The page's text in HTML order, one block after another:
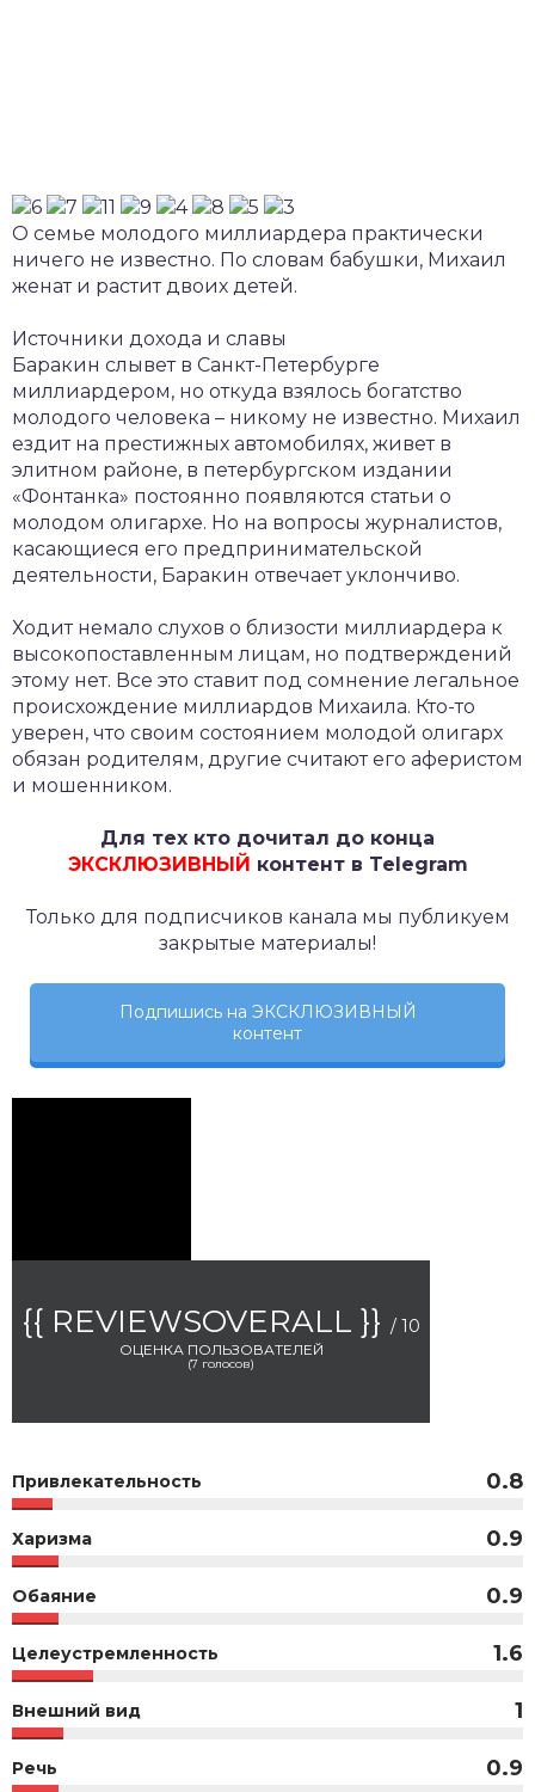
О семье молодого миллиардера практически
ничего не известно. По словам бабушки, Михаил
женат и растит двоих детей.
Источники дохода и славы
Баракин слывет в Санкт-Петербурге
миллиардером, но откуда взялось богатство
молодого человека – никому не известно. Михаил
ездит на престижных автомобилях, живет в
элитном районе, в петербургском издании
«Фонтанка» постоянно появляются статьи о
молодом олигархе. Но на вопросы журналистов,
касающиеся его предпринимательской
деятельности, Баракин отвечает уклончиво.
Ходит немало слухов о близости миллиардера к
высокопоставленным лицам, но подтверждений
этому нет. Все это ставит под сомнение легальное
происхождение миллиардов Михаила. Кто-то
уверен, что своим состоянием молодой олигарх
обязан родителям, другие считают его аферистом
и мошенником.
Для тех кто дочитал до конца
ЭКСКЛЮЗИВНЫЙ контент в Telegram
Только для подписчиков канала мы публикуем
закрытые материалы!
Подпишись на ЭКСКЛЮЗИВНЫЙ
контент
{{ REVIEWSOVERALL }} / 10
ОЦЕНКА ПОЛЬЗОВАТЕЛЕЙ
(7 голосов)
Привлекательность 0.8
Харизма 0.9
Обаяние 0.9
Целеустремленность 1.6
Внешний вид 1
Речь 0.9